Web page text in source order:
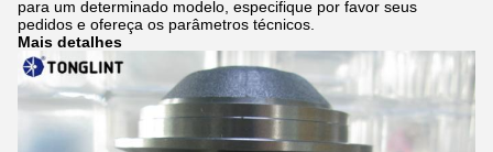
para um determinado modelo, especifique por favor seus
pedidos e ofereça os parâmetros técnicos.
Mais detalhes